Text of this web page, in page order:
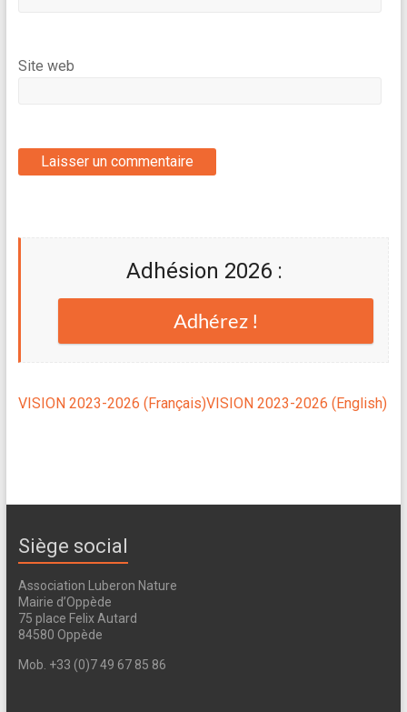
Site web
Adhésion 2026 :
Adhérez !
VISION 2023-2026 (Français)VISION 2023-2026 (English)
Siège social
Association Luberon Nature
Mairie d’Oppède
75 place Felix Autard
84580 Oppède
Mob. +33 (0)7 49 67 85 86